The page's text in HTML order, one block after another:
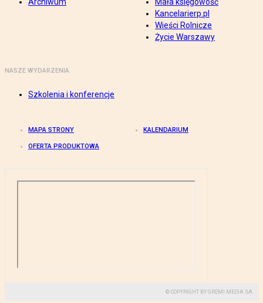
Kancelarierp.pl
Wieści Rolnicze
Życie Warszawy
NASZE WYDARZENIA
Szkolenia i konferencje
MAPA STRONY KALENDARIUM
OFERTA PRODUKTOWA
© COPYRIGHT BY GREMI MEDIA SA